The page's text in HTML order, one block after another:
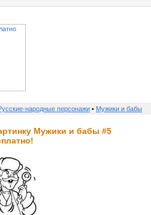
народные персонажи • Мужики и бабы
Мужики и бабы #5